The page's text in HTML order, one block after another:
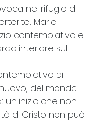
nel rifugio di
Maria
contemplativo e
interiore sul
di
del mondo
un inizio che non
di Cristo non può